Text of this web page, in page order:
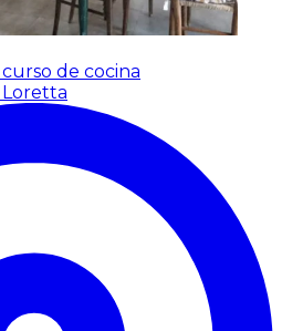
curso de cocina